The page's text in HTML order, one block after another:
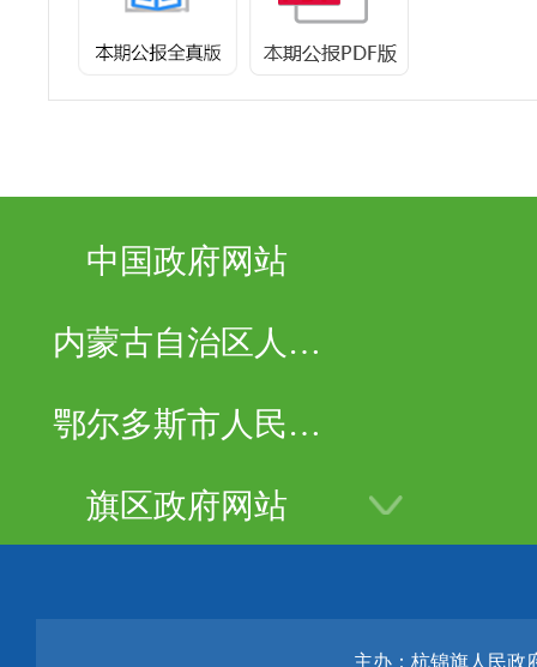
中国政府网站
内蒙古自治区人民
鄂尔多斯市人民政
旗区政府网站
主办：杭锦旗人民政